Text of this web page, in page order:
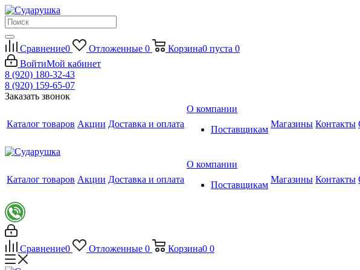
Сравнение0 Отложенные 0 Корзина0 пуста 0
ВойтиМой кабинет
8 (920) 180-32-43
8 (920) 159-65-07
Заказать звонок
Каталог товаров Акции Доставка и оплата
О компании
Поставщикам
Магазины Контакты
Каталог товаров Акции Доставка и оплата
О компании
Поставщикам
Магазины Контакты
Сравнение0 Отложенные 0 Корзина0 0